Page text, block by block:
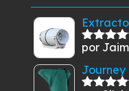
Valorado
por
Journey